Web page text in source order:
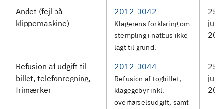
Andet (fejl på
klippemaskine)
2012-0042
Klagerens forklaring om
stempling i natbus ikke
lagt til grund.
25.
juni
Refusion af udgift til
billet, telefonregning,
frimærker
2012-0044
Refusion af togbillet,
klagegebyr inkl.
overførselsudgift, samt
25.
juni